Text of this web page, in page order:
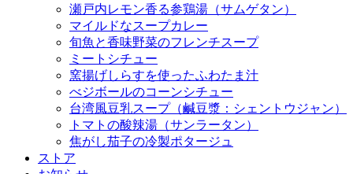
瀬戸内レモン香る参鶏湯（サムゲタン）
マイルドなスープカレー
旬魚と香味野菜のフレンチスープ
ミートシチュー
窯揚げしらすを使ったふわたま汁
べジボールのコーンシチュー
台湾風豆乳スープ（鹹豆漿：シェントウジャン）
トマトの酸辣湯（サンラータン）
焦がし茄子の冷製ポタージュ
ストア